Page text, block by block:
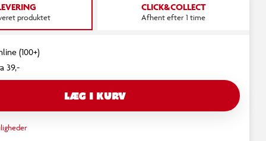
produktet
CLICK&COLLECT
Afhent efter 1 time
(100+)
39,-
LÆG I KURV